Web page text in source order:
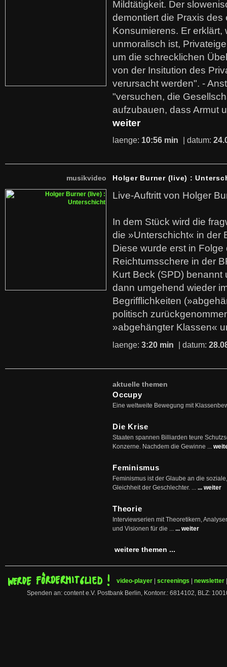
Mildtätigkeit. Der
demontiert die Praxis des
Konsumierens. Er erklärt,
unmoralisch ist,
um die schrecklichen
von der Insitution des
verursacht werden". -
"versuchen, die
aufzubauen, dass Armut
weiter
laenge: 10:56 min | datum:
musikvideo Holger Burner (live) :
Live-Auftritt von Holger
In dem Stück wird die
die »Unterschicht« in der
Diese wurde erst in
Reichtumsschere in der
Kurt Beck (SPD)
dann umgehend wieder
Begrifflichkeiten
politisch
»abgehängter Klassen«
laenge: 3:20 min | datum:
aktuelle themen
Occupy
Eine weltweite Bewegung mit
Die Krise
Staaten spannen Billiarden teure
Konzerne. Nachdem die Gewinne ...
Feminismus
Feminismus ist der Glaube an die
Gleichheit der Geschlechter. ... ... weiter
Theorie
Interviewserien mit Theoretikern,
und Visionen für die ... ... weiter
weitere themen ...
video-player screenings newsletter
Spenden an: content e.V. Postbank Berlin, Kontonr.: 6814102, BLZ: